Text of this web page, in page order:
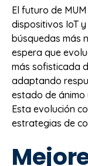
El futuro de
dispositivos IoT
búsquedas más
espera que
más sofisticada
adaptando
estado de ánimo
Esta evolución
estrategias de